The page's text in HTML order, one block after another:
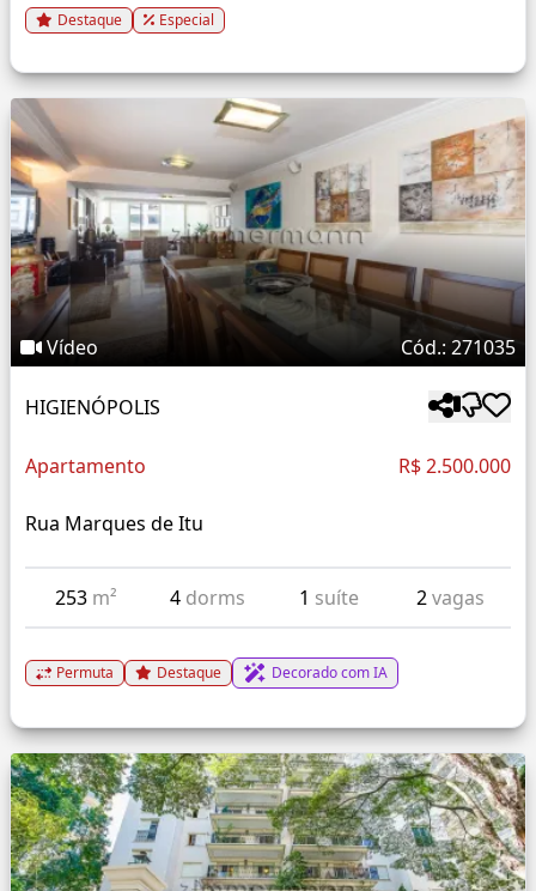
Destaque Especial
Vídeo Cód.: 271035
HIGIENÓPOLIS
Apartamento R$ 2.500.000
Rua Marques de Itu
253 m² 4 dorms 1 suíte 2vagas
Permuta Destaque Decorado com IA